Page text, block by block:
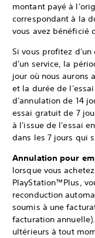
montant payé à
correspondant à la
vous avez bénéficié
Si vous profitez
d'un service, la
jour où nous aurons
et la durée de
d'annulation de 14
essai gratuit de 7
à l'issue de l'essai
dans les 7 jours qui
Annulation pour
lorsque vous
PlayStation™Plus,
reconduction
soumis à une
facturation
ultérieurs à tout